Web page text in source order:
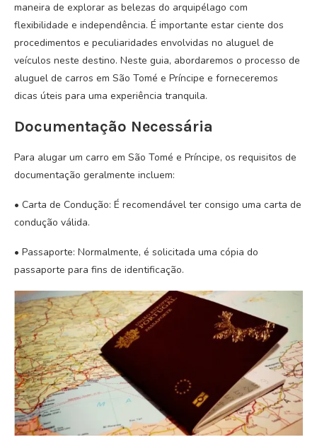
maneira de explorar as belezas do arquipélago com
flexibilidade e independência. É importante estar ciente dos
procedimentos e peculiaridades envolvidas no aluguel de
veículos neste destino. Neste guia, abordaremos o processo de
aluguel de carros em São Tomé e Príncipe e forneceremos
dicas úteis para uma experiência tranquila.
Documentação Necessária
Para alugar um carro em São Tomé e Príncipe, os requisitos de
documentação geralmente incluem:
• Carta de Condução: É recomendável ter consigo uma carta de
condução válida.
• Passaporte: Normalmente, é solicitada uma cópia do
passaporte para fins de identificação.